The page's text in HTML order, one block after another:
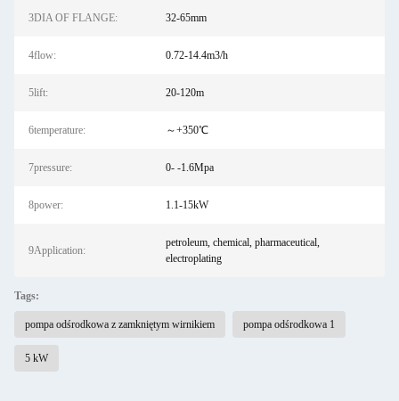
3DIA OF FLANGE: 32-65mm
4flow: 0.72-14.4m3/h
5lift: 20-120m
6temperature: ～+350℃
7pressure: 0- -1.6Mpa
8power: 1.1-15kW
9Application:
petroleum, chemical, pharmaceutical,
electroplating
Tags:
pompa odśrodkowa z zamkniętym wirnikiem pompa odśrodkowa 1
5 kW